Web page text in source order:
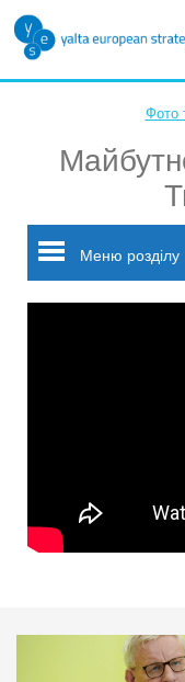
Фото
Меню розділу